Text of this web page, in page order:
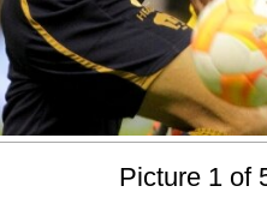
Picture 1 of